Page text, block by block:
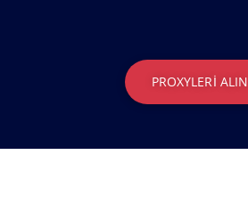
PROXYLERI ALIN